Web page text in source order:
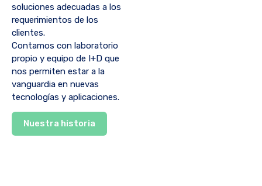
soluciones adecuadas a los
requerimientos de los
clientes.
Contamos con laboratorio
propio y equipo de I+D que
nos permiten estar a la
vanguardia en nuevas
tecnologías y aplicaciones.
Nuestra historia